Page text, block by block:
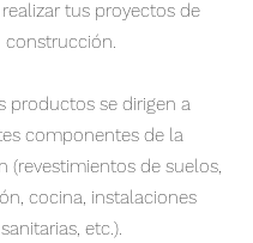
tus proyectos de
construcción.
productos se dirigen a
componentes de la
(revestimientos de suelos,
cocina, instalaciones
sanitarias, etc.).